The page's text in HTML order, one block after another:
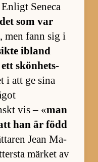
Se­neca
det som var
men fann sig i
ibland
skön­hets­
i att ge sina
vis – «man
han är född
Jean Ma­
mär­ket av